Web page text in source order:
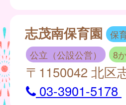
志茂南保育園
保
公立（公設公営）
8
〒1150042 北区
03-3901-5178